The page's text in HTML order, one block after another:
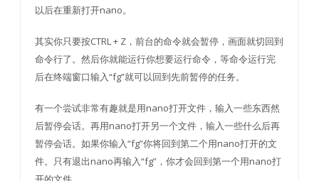
以后在重新打开nano。
其实你只要按CTRL + Z，前台的命令就会暂停，画面就切回到
命令行了。然后你就能运行你想要运行命令，等命令运行完
后在终端窗口输入“fg”就可以回到先前暂停的任务。
有一个尝试非常有趣就是用nano打开文件，输入一些东西然
后暂停会话。再用nano打开另一个文件，输入一些什么后再
暂停会话。如果你输入“fg”你将回到第二个用nano打开的文
件。只有退出nano再输入“fg”，你才会回到第一个用nano打